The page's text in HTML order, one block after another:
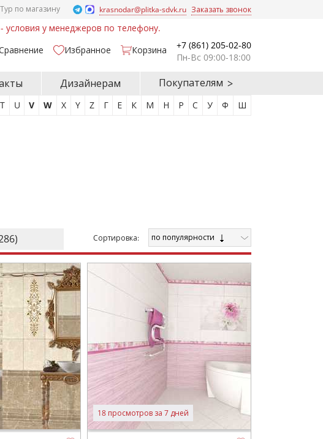
Тур по магазину krasnodar@plitka-sdvk.ru Заказать звонок
условия у менеджеров по телефону.
Избранное Корзина
+7 (861) 205-02-80
Пн-Вс 09:00-18:00
Дизайнерам Покупателям
T U V W X Y Z Г Е К М Н Р С У Ф Ш
) Cортировка: по популярности
18 просмотров за 7 дней